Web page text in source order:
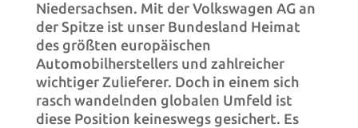
Niedersachsen. Mit der Volkswagen AG an
der Spitze ist unser Bundesland Heimat
des größten europäischen
Automobilherstellers und zahlreicher
wichtiger Zulieferer. Doch in einem sich
rasch wandelnden globalen Umfeld ist
diese Position keineswegs gesichert. Es